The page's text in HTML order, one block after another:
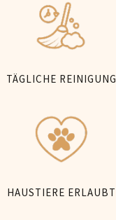
TÄGLICHE REINIGUNG
HAUSTIERE ERLAUBT